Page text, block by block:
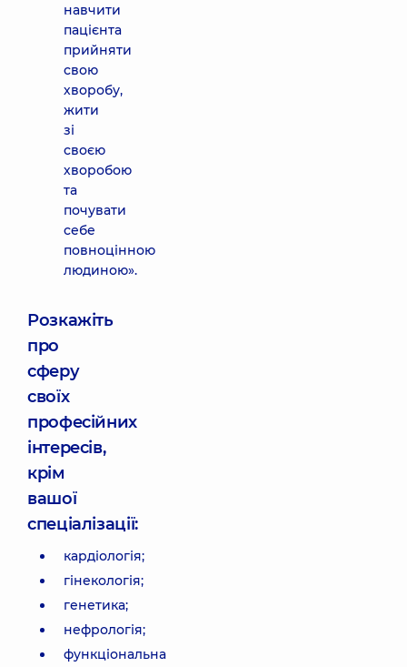
навчити
пацієнта
прийняти
свою
хворобу,
жити
зі
своєю
хворобою
та
почувати
себе
повноцінною
людиною».
Розкажіть
про
сферу
своїх
професійних
інтересів,
крім
вашої
спеціалізації:
кардіологія;
гінекологія;
генетика;
нефрологія;
функціональна